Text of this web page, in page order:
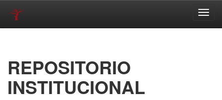
REPOSITORIO
INSTITUCIONAL